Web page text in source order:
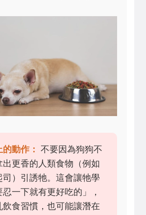
動作： 不要因為狗狗不
出更香的人類食物（例如
司）引誘牠。這會讓牠學
一下就有更好吃的」，
飲食習慣，也可能讓潛在